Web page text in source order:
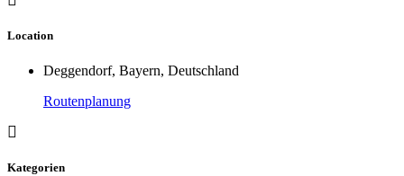
Location
Deggendorf, Bayern, Deutschland
Routenplanung
Kategorien